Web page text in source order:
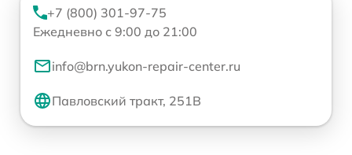
+7 (800) 301-97-75
Ежедневно с 9:00 до 21:00
info@brn.yukon-repair-center.ru
Павловский тракт, 251В